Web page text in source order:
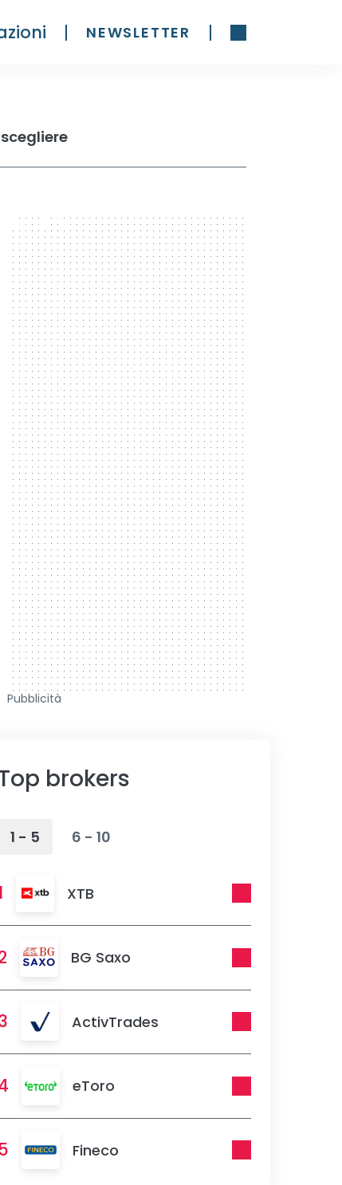
NEWSLETTER
300 x 600
Pubblicità
brokers
1 - 5 6 - 10
XTB
BG Saxo
ActivTrades
eToro
Fineco